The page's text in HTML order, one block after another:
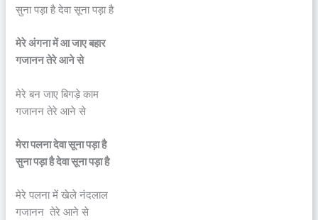
सुना पड़ा है देवा सूना पड़ा है
मेरे अंगना में आ जाए बहार
गजानन तेरे आने से
मेरे बन जाए बिगड़े काम
गजानन तेरे आने से
मेरा पलना देवा सूना पड़ा है
सुना पड़ा है देवा सूना पड़ा है
मेरे पलना में खेले नंदलाल
गजानन तेरे आने से